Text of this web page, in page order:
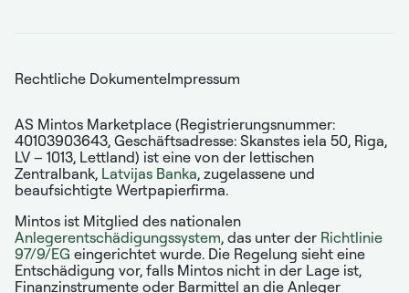
Rechtliche DokumenteImpressum
AS Mintos Marketplace (Registrierungsnummer:
40103903643, Geschäftsadresse: Skanstes iela 50, Riga,
LV – 1013, Lettland) ist eine von der lettischen
Zentralbank, Latvijas Banka, zugelassene und
beaufsichtigte Wertpapierfirma.
Mintos ist Mitglied des nationalen
Anlegerentschädigungssystem, das unter der Richtlinie
97/9/EG eingerichtet wurde. Die Regelung sieht eine
Entschädigung vor, falls Mintos nicht in der Lage ist,
Finanzinstrumente oder Barmittel an die Anleger